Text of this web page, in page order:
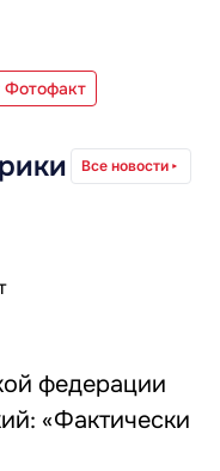
Фотофакт
Все новости
федерации
«Фактически